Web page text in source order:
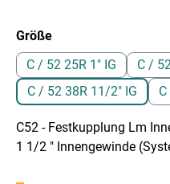
Größeauswählen
C / 52 25R 1" IG
C / 52 38R 11/2" IG
C52 - Festkupplung Lm
1 1/2 " Innengewinde